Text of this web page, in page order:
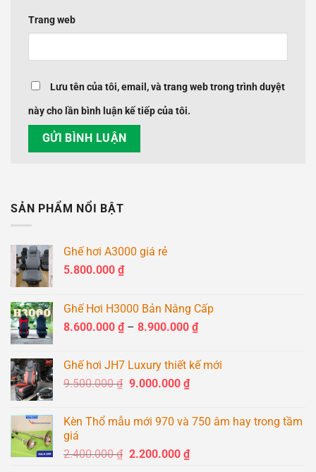
Trang web
Lưu tên của tôi, email, và trang web trong trình duyệt
này cho lần bình luận kế tiếp của tôi.
SẢN PHẨM NỔI BẬT
Ghế hơi A3000 giá rẻ
5.800.000 ₫
Ghế Hơi H3000 Bản Nâng Cấp
8.600.000 ₫ – 8.900.000 ₫Khoảng
8.600.000 ₫
Ghế hơi JH7 Luxury thiết kế mới
9.500.000₫ Giá
9.500.000 ₫.
9.000.000 ₫Giá
là:
Kèn Thổ mẫu mới 970 và 750 âm hay trong tầm
giá
2.400.000₫ Giá
2.200.000 ₫Giá